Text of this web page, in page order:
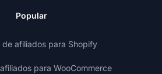
Popular
de afiliados para Shopify
para WooCommerce